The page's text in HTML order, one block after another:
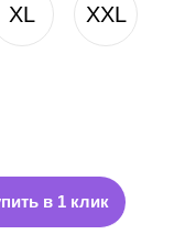
XL XXL
в 1 клик